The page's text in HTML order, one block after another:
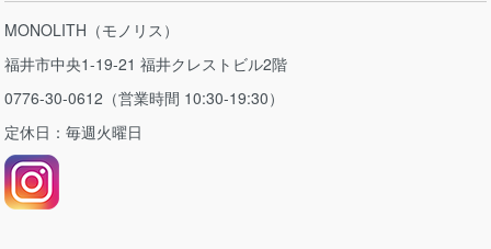
MONOLITH（モノリス）
福井市中央1-19-21 福井クレストビル2階
0776-30-0612（営業時間 10:30-19:30）
定休日：毎週火曜日